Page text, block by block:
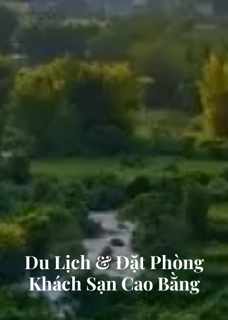
Du Lịch & Đặt Phòng
Khách Sạn Cao Bằng